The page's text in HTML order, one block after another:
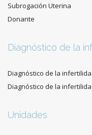
Subrogación Uterina
Donante
Diagnóstico de la
Diagnóstico de la
Diagnóstico de la
Unidades